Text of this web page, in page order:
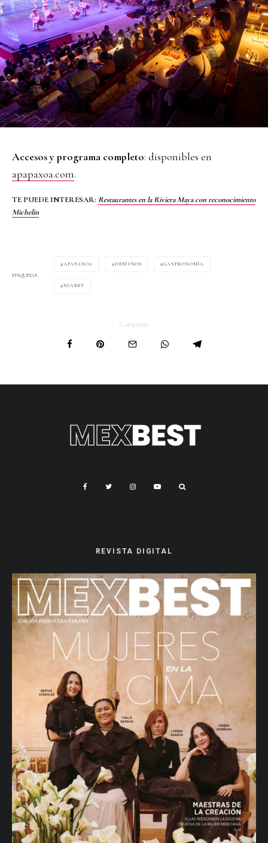
Accesos y programa completo: disponibles en
apapaxoa.com.
TE PUEDE INTERESAR: Restaurantes en la Riviera Maya con reconocimiento
Michelin
ETIQUETAS
APAPAXOA DESTINOS GASTRONOMÍA
XCARET
Compartir
REVISTA DIGITAL